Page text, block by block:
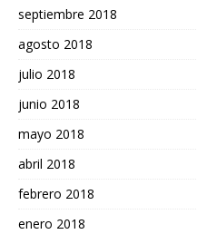
septiembre 2018
agosto 2018
julio 2018
junio 2018
mayo 2018
abril 2018
febrero 2018
enero 2018